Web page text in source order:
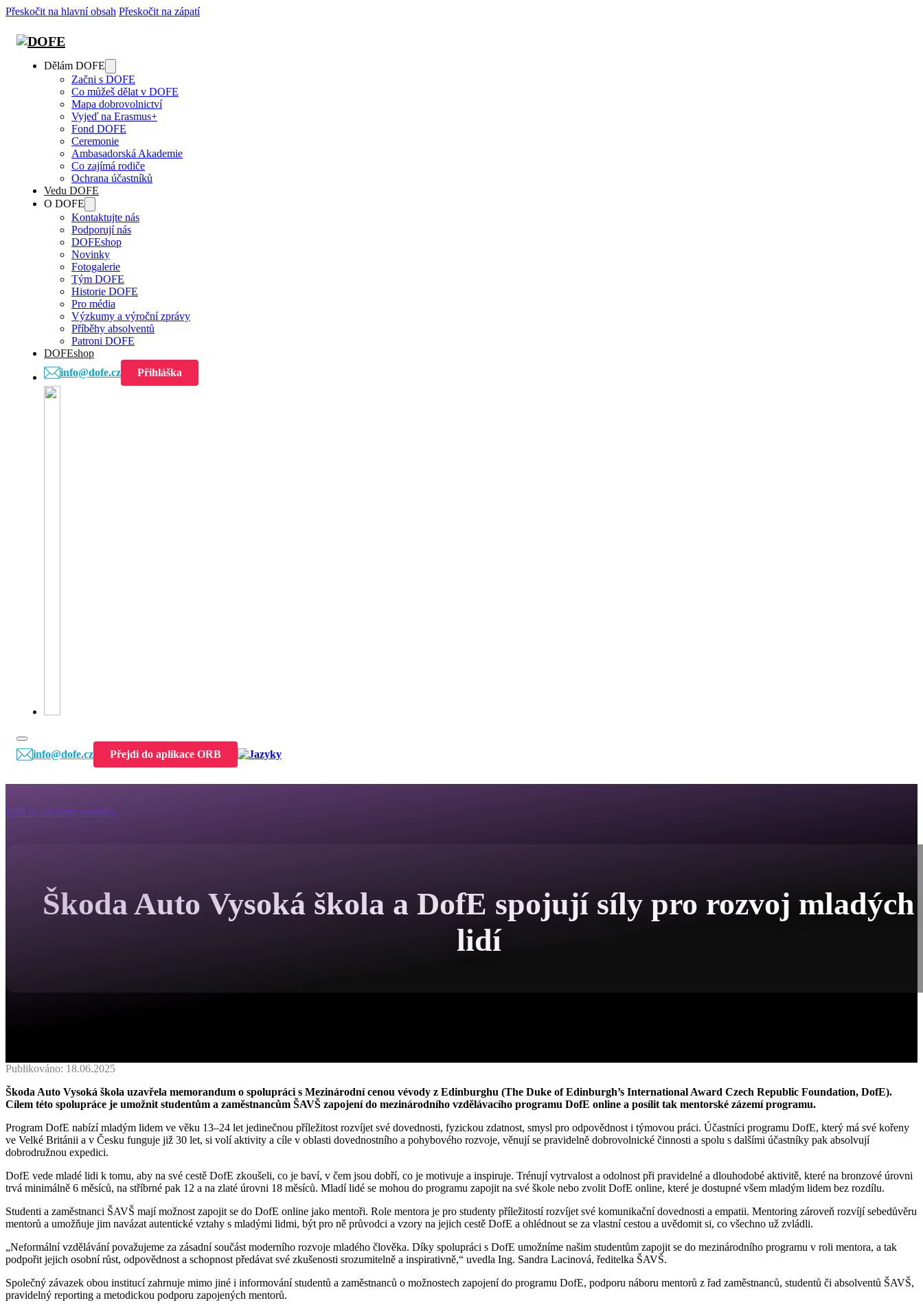
Přeskočit na hlavní obsah Přeskočit na zápatí
Dělám DOFE
Začni s DOFE
Co můžeš dělat v DOFE
Mapa dobrovolnictví
Vyjeď na Erasmus+
Fond DOFE
Ceremonie
Ambasadorská Akademie
Co zajímá rodiče
Ochrana účastníků
Vedu DOFE
O DOFE
Kontaktujte nás
Podporují nás
DOFEshop
Novinky
Fotogalerie
Tým DOFE
Historie DOFE
Pro média
Výzkumy a výroční zprávy
Příběhy absolventů
Patroni DOFE
DOFEshop
info@dofe.cz
Přihláška
info@dofe.cz Přejdi do aplikace ORB
Zpět na všechny novinky
Škoda Auto Vysoká škola a DofE spojují síly pro rozvoj mladých
lidí
Publikováno: 18.06.2025
Škoda Auto Vysoká škola uzavřela memorandum o spolupráci s Mezinárodní cenou vévody z Edinburghu (The Duke of Edinburgh’s International Award Czech Republic Foundation, DofE).
Cílem této spolupráce je umožnit studentům a zaměstnancům ŠAVŠ zapojení do mezinárodního vzdělávacího programu DofE online a posílit tak mentorské zázemí programu.
Program DofE nabízí mladým lidem ve věku 13–24 let jedinečnou příležitost rozvíjet své dovednosti, fyzickou zdatnost, smysl pro odpovědnost i týmovou práci. Účastníci programu DofE, který má své kořeny
ve Velké Británii a v Česku funguje již 30 let, si volí aktivity a cíle v oblasti dovednostního a pohybového rozvoje, věnují se pravidelně dobrovolnické činnosti a spolu s dalšími účastníky pak absolvují
dobrodružnou expedici.
DofE vede mladé lidi k tomu, aby na své cestě DofE zkoušeli, co je baví, v čem jsou dobří, co je motivuje a inspiruje. Trénují vytrvalost a odolnost při pravidelné a dlouhodobé aktivitě, které na bronzové úrovni
trvá minimálně 6 měsíců, na stříbrné pak 12 a na zlaté úrovni 18 měsíců. Mladí lidé se mohou do programu zapojit na své škole nebo zvolit DofE online, které je dostupné všem mladým lidem bez rozdílu.
Studenti a zaměstnanci ŠAVŠ mají možnost zapojit se do DofE online jako mentoři. Role mentora je pro studenty příležitostí rozvíjet své komunikační dovednosti a empatii. Mentoring zároveň rozvíjí sebedůvěru
mentorů a umožňuje jim navázat autentické vztahy s mladými lidmi, být pro ně průvodci a vzory na jejich cestě DofE a ohlédnout se za vlastní cestou a uvědomit si, co všechno už zvládli.
„Neformální vzdělávání považujeme za zásadní součást moderního rozvoje mladého člověka. Díky spolupráci s DofE umožníme našim studentům zapojit se do mezinárodního programu v roli mentora, a tak
podpořit jejich osobní růst, odpovědnost a schopnost předávat své zkušenosti srozumitelně a inspirativně,“ uvedla Ing. Sandra Lacinová, ředitelka ŠAVŠ.
Společný závazek obou institucí zahrnuje mimo jiné i informování studentů a zaměstnanců o možnostech zapojení do programu DofE, podporu náboru mentorů z řad zaměstnanců, studentů či absolventů ŠAVŠ,
pravidelný reporting a metodickou podporu zapojených mentorů.